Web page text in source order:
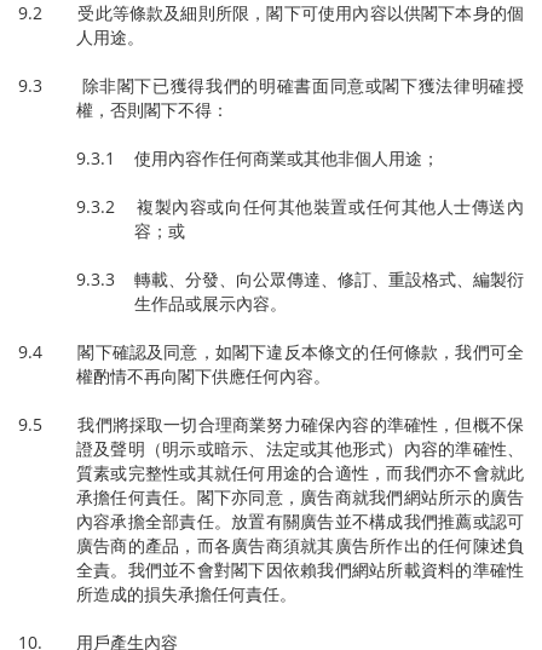
9.2 受此等條款及細則所限，閣下可使用內容以供閣下本身的個
人用途。
9.3 除非閣下已獲得我們的明確書面同意或閣下獲法律明確授
權，否則閣下不得：
9.3.1 使用內容作任何商業或其他非個人用途；
9.3.2 複製內容或向任何其他裝置或任何其他人士傳送內
容；或
9.3.3 轉載、分發、向公眾傳達、修訂、重設格式、編製衍
生作品或展示內容。
9.4 閣下確認及同意，如閣下違反本條文的任何條款，我們可全
權酌情不再向閣下供應任何內容。
9.5 我們將採取一切合理商業努力確保內容的準確性，但概不保
證及聲明（明示或暗示、法定或其他形式）內容的準確性、
質素或完整性或其就任何用途的合適性，而我們亦不會就此
承擔任何責任。閣下亦同意，廣告商就我們網站所示的廣告
內容承擔全部責任。放置有關廣告並不構成我們推薦或認可
廣告商的產品，而各廣告商須就其廣告所作出的任何陳述負
全責。我們並不會對閣下因依賴我們網站所載資料的準確性
所造成的損失承擔任何責任。
10. 用戶產生內容